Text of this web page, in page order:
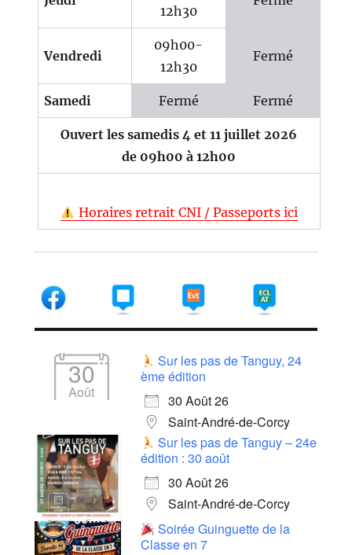
12h30
Vendredi
09h00-
12h30
Fermé
Samedi Fermé Fermé
Ouvert les samedis 4 et 11 juillet 2026
de 09h00 à 12h00
Horaires retrait CNI / Passeports ici
30
Août
Sur les pas de Tanguy, 24
ème édition
30 Août 26
Saint-André-de-Corcy
Sur les pas de Tanguy – 24e
édition : 30 août
30 Août 26
Saint-André-de-Corcy
Soirée Guinguette de la
Classe en 7